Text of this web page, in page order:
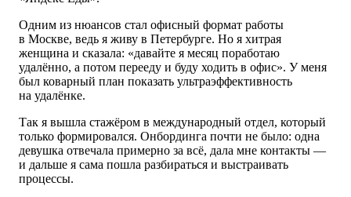
Одним из нюансов стал офисный формат работы
в Москве, ведь я живу в Петербурге. Но я хитрая
женщина и сказала: «давайте я месяц поработаю
удалённо, а потом перееду и буду ходить в офис». У меня
был коварный план показать ультраэффективность
на удалёнке.
Так я вышла стажёром в международный отдел, который
только формировался. Онбординга почти не было: одна
девушка отвечала примерно за всё, дала мне контакты —
и дальше я сама пошла разбираться и выстраивать
процессы.